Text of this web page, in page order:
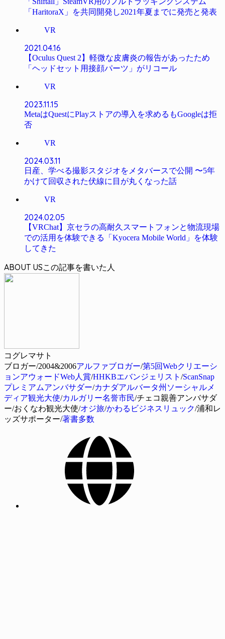
「HaritoraX」を共同開発し2021年夏までに発売と発表
VR
2021.04.16
【Oculus Quest 2】軽微な皮膚炎の報告があったため
「ヘッドセット用接顔パーツ」がリコール
VR
2023.11.15
MetaはQuestにPlayストアの導入を求めるもGoogleは拒
否
VR
2024.03.11
日産、学べる撮影スタジオをメタバースで公開 〜5年
かけて回収された伏線に目が丸くなった話
VR
2024.02.05
【VRChat】京セラの高耐久スマートフォンと物流現場
での活用を体験できる「Kyocera Mobile World」を体験
してきた
ABOUT US
コグレマサト
ブロガー/2004&2006アルファブロガー/第5回Webクリエーシ
ョンアウォードWeb人賞/HHKBエバンジェリスト /ScanSnap
プレミアムアンバサダー/カナダアルバータ州ソーシャルメ
ディア観光大使/カルガリー名誉市民/チェコ親善アンバサダ
ー/おくなわ観光大使/オジ旅/かわるビジネスリュック/浦和レ
ッズサポーター/著書多数